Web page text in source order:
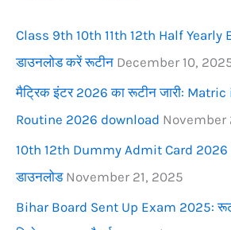
:Class 9th 10th 11th 12th Half Yearly
डाउनलोड करें रूटीन December 10,
मैट्रिक इंटर 2026 का रूटीन जारी:
Routine 2026 download November
10th 12th Dummy Admit Card 2026
डाउनलोड November 21, 2025
Bihar Board Sent Up Exam 2025: